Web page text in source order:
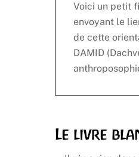
Voici un petit
envoyant le
de cette
DAMID
Le livre